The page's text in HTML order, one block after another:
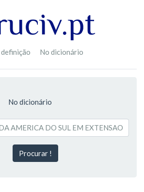
No dicionário
No dicionário
Procurar !